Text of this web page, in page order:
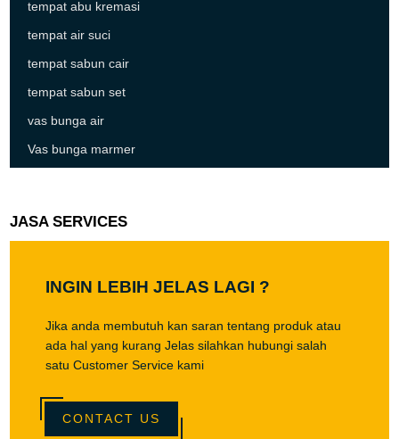
tempat abu kremasi
tempat air suci
tempat sabun cair
tempat sabun set
vas bunga air
Vas bunga marmer
JASA SERVICES
INGIN LEBIH JELAS LAGI ?
Jika anda membutuh kan saran tentang produk atau
ada hal yang kurang Jelas silahkan hubungi salah
satu Customer Service kami
CONTACT US